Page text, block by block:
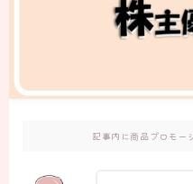
記事内に商品プロモー